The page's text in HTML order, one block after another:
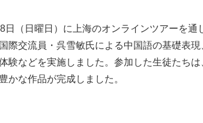
日（日曜日）に上海のオンラインツアーを通
際交流員・呉雪敏氏による中国語の基礎表
験などを実施しました。参加した生徒たち
かな作品が完成しました。